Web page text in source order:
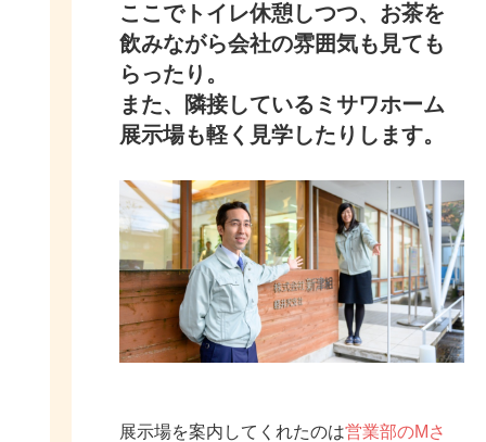
ここでトイレ休憩しつつ、お茶を
飲みながら会社の雰囲気も見ても
らったり。
また、隣接しているミサワホーム
展示場も軽く見学したりします。
展示場を案内してくれたのは営業部のMさ